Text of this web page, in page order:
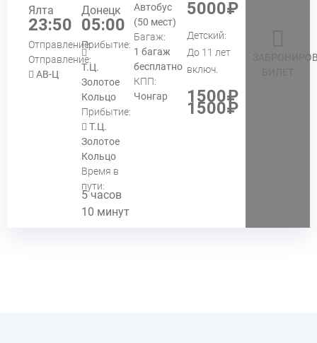
Ялта
23:50
Отправление:
Отправление:
АВ-Ц
Донецк
05:00
Прибытие:
Т.Ц.
Золотое
Кольцо
Прибытие:
Т.Ц.
Золотое
Кольцо
Время в
пути:
5 часов
10 минут
Автобус
(50 мест)
Багаж:
1 багаж
бесплатно
КПП:
Чонгар
5000₽
Детский:
До 11 лет
включ.
1500₽
1500₽